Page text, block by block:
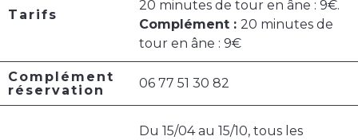
Tarifs
20 minutes de tour en âne : 9€.
Complément : 20 minutes de
tour en âne : 9€
Complément
réservation
06 77 51 30 82
Du 15/04 au 15/10, tous les